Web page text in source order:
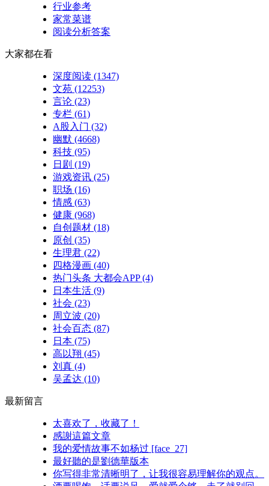
行业参考
家常菜谱
阅读分析答案
大家都在看
深度阅读 (1347)
文苑 (12253)
言论 (23)
专栏 (61)
A股入门 (32)
幽默 (4668)
科技 (95)
日剧 (19)
游戏资讯 (25)
职场 (16)
情感 (63)
健康 (968)
自创题材 (18)
原创 (35)
生理君 (22)
四格漫画 (40)
热门头条 大都会APP(4)
日本生活 (9)
社会 (23)
周立波 (20)
社会百态 (87)
日本 (75)
高以翔 (45)
刘真 (4)
吴孟达 (10)
最新留言
太喜欢了，收藏了！
感謝這篇文章
我的爱情故事不如杨过 [face_27]
最好聽的是劉德華版本
你写得非常清晰明了，让我很容易理解你的观点。